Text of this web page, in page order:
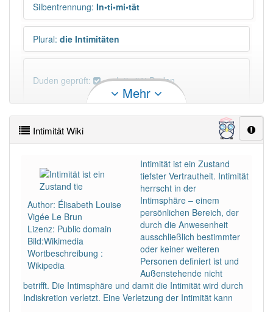
Silbentrennung: In•ti•mi•tät
Plural: die Intimitäten
Duden geprüft: Intimität Duden
PowerIndex:5
Häufigkeit: 4 von 10
Wörter mit Endung-intimität: 1
Wörter mit Endung -intimitätaber mit einem anderen
Artikeldie: 0
Das Wort wird häufig verwendet im Bereich
bildungssprachlich
Mehr
Intimität Wiki
Author: Élisabeth Louise
Vigée Le Brun
Lizenz: Public domain
Bild:Wikimedia
Wortbeschreibung :
Wikipedia
Intimität ist ein Zustand
tiefster Vertrautheit. Intimität
herrscht in der
Intimsphäre – einem
persönlichen Bereich, der
durch die Anwesenheit
ausschließlich bestimmter
oder keiner weiteren
Personen definiert ist und
Außenstehende nicht
betrifft. Die Intimsphäre und damit die Intimität wird durch
Indiskretion verletzt. Eine Verletzung der Intimität kann